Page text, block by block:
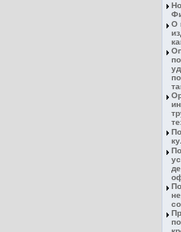
О